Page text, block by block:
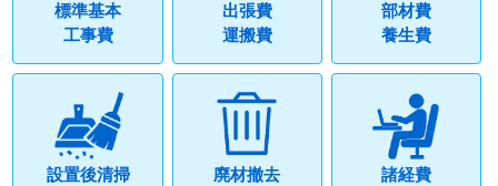
標準基本
工事費
出張費
運搬費
部材費
養生費
設置後清掃
廃材撤去
諸経費